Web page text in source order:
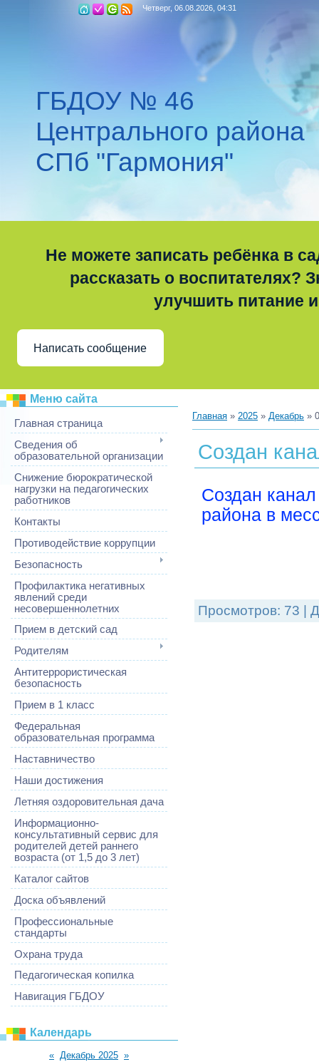
Четверг, 06.08.2026, 04:31
ГБДОУ № 46
Центрального района
СПб "Гармония"
Не можете записать ребёнка в
рассказать о воспитателях?
улучшить питание
Написать сообщение
Меню сайта
Главная страница
Сведения об
образовательной организации
Снижение бюрократической
нагрузки на педагогических
работников
Контакты
Противодействие коррупции
Безопасность
Профилактика негативных
явлений среди
несовершеннолетних
Прием в детский сад
Родителям
Антитеррористическая
безопасность
Прием в 1 класс
Федеральная
образовательная программа
Наставничество
Наши достижения
Летняя оздоровительная дача
Информационно-
консультативный сервис для
родителей детей раннего
возраста (от 1,5 до 3 лет)
Каталог сайтов
Доска объявлений
Профессиональные
стандарты
Охрана труда
Педагогическая копилка
Навигация ГБДОУ
Календарь
« Декабрь 2025 »
Главная » 2025 » Декабрь »
Создан
Создан
района в
Просмотров: 73 |